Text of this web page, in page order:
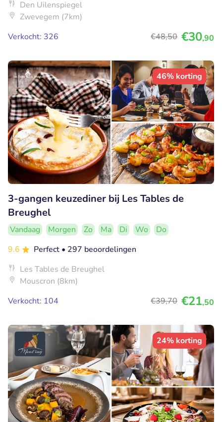
Den Uilenspiegel
Zwevegem (7km)
Verkocht: 326
€48,50 €30,90
46% korting
3-gangen keuzediner bij Les Tables de
Breughel
Vandaag Morgen Zo Ma Di Wo
Do
9.6
Perfect • 297 beoordelingen
Les Tables de Breughel
Mouscron (8km)
Verkocht: 104
€39,70 €21,50
24% korting